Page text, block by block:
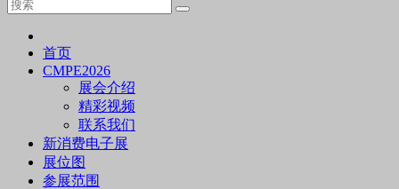
首页
CMPE2026
展会介绍
精彩视频
联系我们
新消费电子展
展位图
参展范围